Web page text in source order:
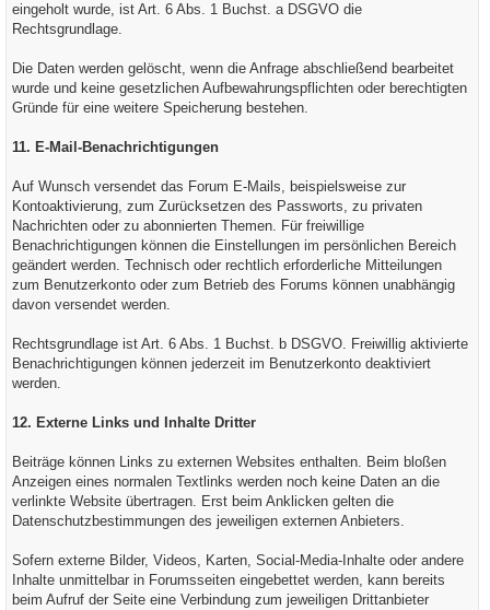
eingeholt wurde, ist Art. 6 Abs. 1 Buchst. a DSGVO die
Rechtsgrundlage.
Die Daten werden gelöscht, wenn die Anfrage abschließend bearbeitet
wurde und keine gesetzlichen Aufbewahrungspflichten oder berechtigten
Gründe für eine weitere Speicherung bestehen.
11. E-Mail-Benachrichtigungen
Auf Wunsch versendet das Forum E-Mails, beispielsweise zur
Kontoaktivierung, zum Zurücksetzen des Passworts, zu privaten
Nachrichten oder zu abonnierten Themen. Für freiwillige
Benachrichtigungen können die Einstellungen im persönlichen Bereich
geändert werden. Technisch oder rechtlich erforderliche Mitteilungen
zum Benutzerkonto oder zum Betrieb des Forums können unabhängig
davon versendet werden.
Rechtsgrundlage ist Art. 6 Abs. 1 Buchst. b DSGVO. Freiwillig aktivierte
Benachrichtigungen können jederzeit im Benutzerkonto deaktiviert
werden.
12. Externe Links und Inhalte Dritter
Beiträge können Links zu externen Websites enthalten. Beim bloßen
Anzeigen eines normalen Textlinks werden noch keine Daten an die
verlinkte Website übertragen. Erst beim Anklicken gelten die
Datenschutzbestimmungen des jeweiligen externen Anbieters.
Sofern externe Bilder, Videos, Karten, Social-Media-Inhalte oder andere
Inhalte unmittelbar in Forumsseiten eingebettet werden, kann bereits
beim Aufruf der Seite eine Verbindung zum jeweiligen Drittanbieter